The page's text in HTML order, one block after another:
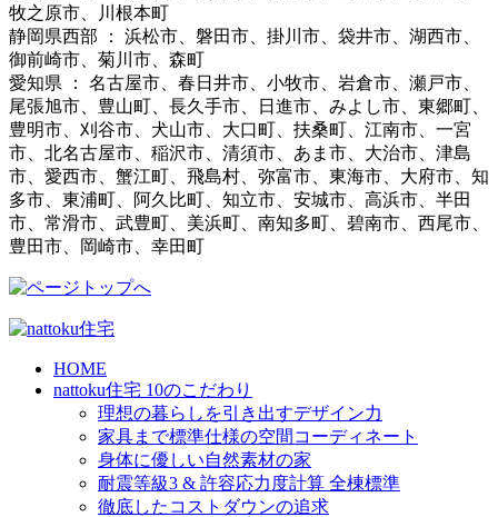
牧之原市、川根本町
静岡県西部 ： 浜松市、磐田市、掛川市、袋井市、湖西市、
御前崎市、菊川市、森町
愛知県 ： 名古屋市、春日井市、小牧市、岩倉市、瀬戸市、
尾張旭市、豊山町、長久手市、日進市、みよし市、東郷町、
豊明市、刈谷市、犬山市、大口町、扶桑町、江南市、一宮
市、北名古屋市、稲沢市、清須市、あま市、大治市、津島
市、愛西市、蟹江町、飛島村、弥富市、東海市、大府市、知
多市、東浦町、阿久比町、知立市、安城市、高浜市、半田
市、常滑市、武豊町、美浜町、南知多町、碧南市、西尾市、
豊田市、岡崎市、幸田町
HOME
nattoku住宅 10のこだわり
理想の暮らしを引き出すデザイン力
家具まで標準仕様の空間コーディネート
身体に優しい自然素材の家
耐震等級3 & 許容応力度計算 全棟標準
徹底したコストダウンの追求